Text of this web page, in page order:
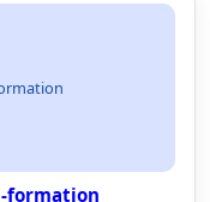
formation